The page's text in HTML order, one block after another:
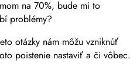
na 70%, bude mi to
problémy?
otázky nám môžu vzniknúť
poistenie nastaviť a či vôbec.